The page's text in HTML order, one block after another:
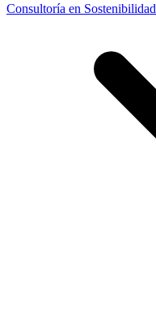
Consultoría en Sostenibilidad